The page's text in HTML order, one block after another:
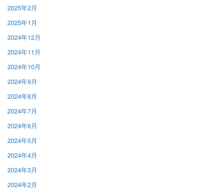
2025年2月
2025年1月
2024年12月
2024年11月
2024年10月
2024年9月
2024年8月
2024年7月
2024年6月
2024年5月
2024年4月
2024年3月
2024年2月